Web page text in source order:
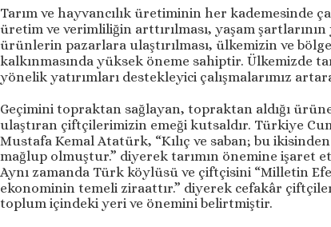
Tarım ve hayvancılık üretiminin her kademesinde
üretim ve verimliliğin arttırılması, yaşam
ürünlerin pazarlara ulaştırılması, ülkemizin ve
kalkınmasında yüksek öneme sahiptir. Ülkemizde
yönelik yatırımları destekleyici çalışmalarımız
Geçimini topraktan sağlayan, topraktan aldığı
ulaştıran çiftçilerimizin emeği kutsaldır. Türkiye
Mustafa Kemal Atatürk, “Kılıç ve saban; bu
mağlup olmuştur.” diyerek tarımın önemine işaret
Aynı zamanda Türk köylüsü ve çiftçisini “Milletin
ekonominin temeli ziraattır.” diyerek cefakâr
toplum içindeki yeri ve önemini belirtmiştir.